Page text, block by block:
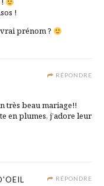
!
vrai prénom ?
RÉPONDRE
très beau mariage!!
en plumes, j’adore leur
RÉPONDRE